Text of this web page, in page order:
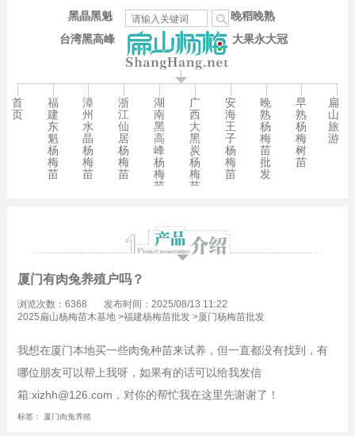
台湾黑高峰
晚稻晚熟
大果永大冠
黑晶黑魁
首
页
福
建
东
魁
杨
梅
苗
漳
州
水
晶
杨
梅
苗
浙
江
仙
居
杨
梅
苗
湖
南
黑
高
峰
杨
梅
苗
广
西
大
黑
炭
杨
梅
苗
安
海
王
子
杨
梅
苗
晚
熟
杨
梅
苗
批
发
早
熟
杨
梅
树
苗
扁
山
旅
游
厦门有肉兔养殖户吗？
浏览次数：6368
发布时间：2025/08/13 11:22
2025扁山杨梅苗木基地>福建杨梅苗批发>厦门杨梅苗批发
我想在厦门本地买一些肉兔种苗来试养，但一直都没有找到，有
哪位朋友可以帮上我呀，如果有的话可以给我发信
箱:xizhh@126.com，对你的帮忙我在这里先谢谢了！
标签： 厦门肉兔养殖